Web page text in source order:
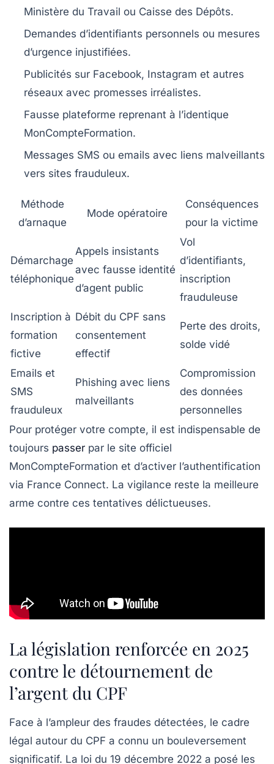
Ministère du Travail ou Caisse des Dépôts.
Demandes d’identifiants personnels ou mesures
d’urgence injustifiées.
Publicités sur Facebook, Instagram et autres
réseaux avec promesses irréalistes.
Fausse plateforme reprenant à l’identique
MonCompteFormation.
Messages SMS ou emails avec liens malveillants
vers sites frauduleux.
Méthode
d’arnaque
Mode opératoire
Conséquences
pour la victime
Démarchage
téléphonique
Appels insistants
avec fausse identité
d’agent public
Vol
d’identifiants,
inscription
frauduleuse
Inscription à
formation
fictive
Débit du CPF sans
consentement
effectif
Perte des droits,
solde vidé
Emails et
SMS
frauduleux
Phishing avec liens
malveillants
Compromission
des données
personnelles
Pour protéger votre compte, il est indispensable de
toujours passer par le site officiel
MonCompteFormation et d’activer l’authentification
via France Connect. La vigilance reste la meilleure
arme contre ces tentatives délictueuses.
La législation renforcée en 2025
contre le détournement de
l’argent du CPF
Face à l’ampleur des fraudes détectées, le cadre
légal autour du CPF a connu un bouleversement
significatif. La loi du 19 décembre 2022 a posé les